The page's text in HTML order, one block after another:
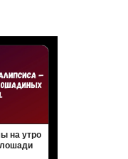
на утро
лошади